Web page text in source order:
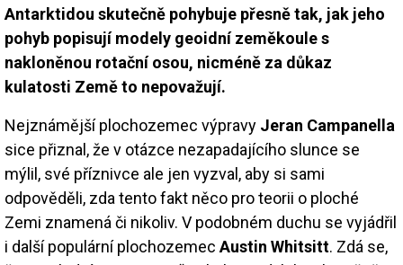
Antarktidou skutečně pohybuje přesně tak, jak jeho
pohyb popisují modely geoidní zeměkoule s
nakloněnou rotační osou, nicméně za důkaz
kulatosti Země to nepovažují.
Nejznámější plochozemec výpravy Jeran Campanella
sice přiznal, že v otázce nezapadajícího slunce se
mýlil, své příznivce ale jen vyzval, aby si sami
odpověděli, zda tento fakt něco pro teorii o ploché
Zemi znamená či nikoliv. V podobném duchu se vyjádřil
i další populární plochozemec Austin Whitsitt. Zdá se,